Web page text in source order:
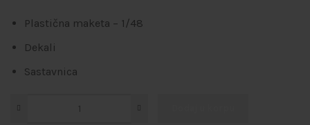
Plastična maketa – 1/48
Dekali
Sastavnica